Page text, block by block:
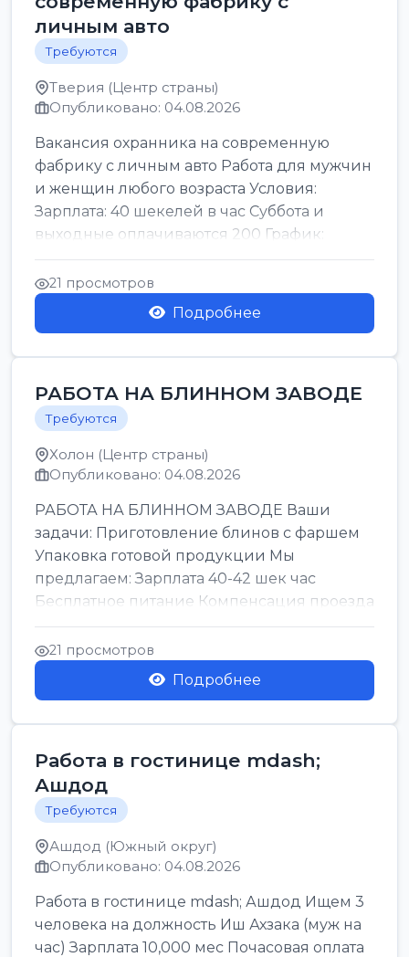
личным авто
Требуются
Тверия (Центр страны)
Опубликовано: 04.08.2026
Вакансия охранника на современную
фабрику с личным авто Работа для мужчин
и женщин любого возраста Условия:
Зарплата: 40 шекелей в час Суббота и
выходные оплачиваются 200 График:
смены утро день ночь ...
21 просмотров
Подробнее
РАБОТА НА БЛИННОМ ЗАВОДЕ
Требуются
Холон (Центр страны)
Опубликовано: 04.08.2026
РАБОТА НА БЛИННОМ ЗАВОДЕ Ваши
задачи: Приготовление блинов с фаршем
Упаковка готовой продукции Мы
предлагаем: Зарплата 40-42 шек час
Бесплатное питание Компенсация проезда
Легкие условия труда График:...
21 просмотров
Подробнее
Работа в гостинице mdash;
Ашдод
Требуются
Ашдод (Южный округ)
Опубликовано: 04.08.2026
Работа в гостинице mdash; Ашдод Ищем 3
человека на должность Иш Ахзака (муж на
час) Зарплата 10,000 мес Почасовая оплата